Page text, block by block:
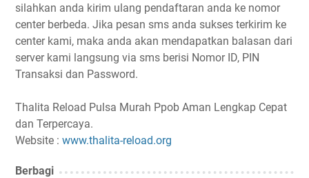
silahkan anda kirim ulang pendaftaran anda ke nomor
center berbeda. Jika pesan sms anda sukses terkirim ke
center kami, maka anda akan mendapatkan balasan dari
server kami langsung via sms berisi Nomor ID, PIN
Transaksi dan Password.
Thalita Reload Pulsa Murah Ppob Aman Lengkap Cepat
dan Terpercaya.
Website : www.thalita-reload.org
Berbagi